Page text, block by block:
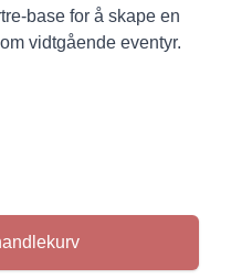
base for å skape en
vidtgående eventyr.